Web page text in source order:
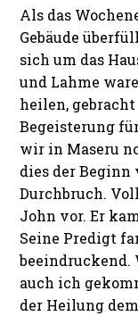
Als das
Gebäude
sich um das
und Lahme
heilen,
Begeisterung
wir in Maseru
dies der Beginn
Durchbruch.
John vor. Er
Seine Predigt
beeindruckend.
auch ich
der Heilung